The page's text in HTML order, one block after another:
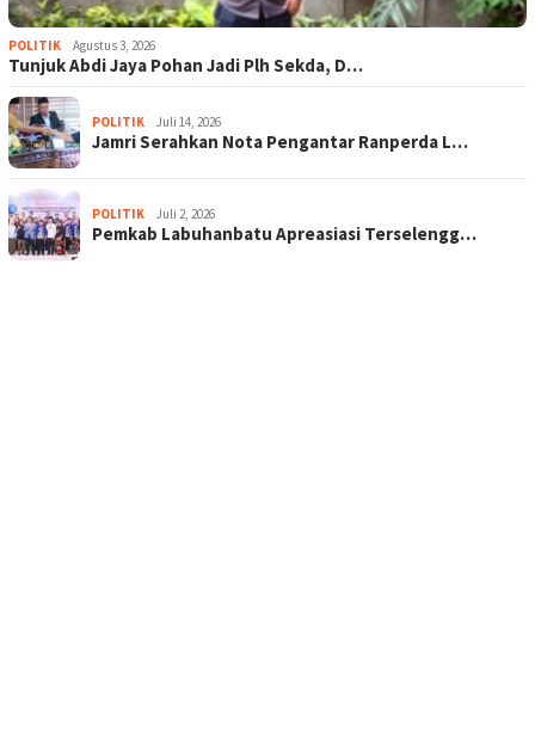
POLITIK Agustus 3, 2026
Tunjuk Abdi Jaya Pohan Jadi Plh Sekda, D…
POLITIK Juli 14, 2026
Jamri Serahkan Nota Pengantar Ranperda L…
POLITIK Juli 2, 2026
Pemkab Labuhanbatu Apreasiasi Terselengg…